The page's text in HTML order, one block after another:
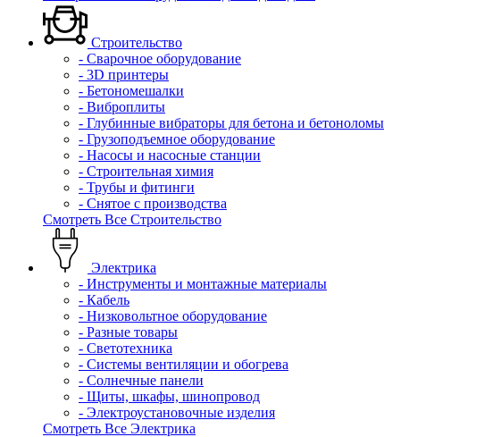
Строительство
- Сварочное оборудование
- 3D принтеры
- Бетономешалки
- Виброплиты
- Глубинные вибраторы для бетона и бетоноломы
- Грузоподъемное оборудование
- Насосы и насосные станции
- Строительная химия
- Трубы и фитинги
- Снятое с производства
Смотреть Все Строительство
Электрика
- Инструменты и монтажные материалы
- Кабель
- Низковольтное оборудование
- Разные товары
- Светотехника
- Системы вентиляции и обогрева
- Солнечные панели
- Щиты, шкафы, шинопровод
- Электроустановочные изделия
Смотреть Все Электрика